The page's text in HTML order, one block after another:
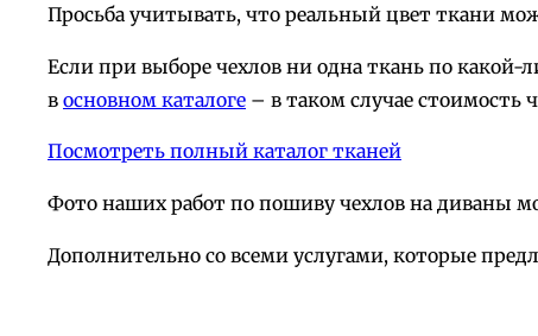
Просьба учитывать, что реальный цвет ткани
Если при выборе чехлов ни одна ткань по
в основном каталоге – в таком случае стоимость
Посмотреть полный каталог тканей
Фото наших работ по пошиву чехлов на диваны
Дополнительно со всеми услугами, которые